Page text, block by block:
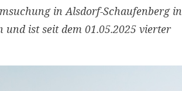
in Alsdorf-Schaufenberg in
ist seit dem 01.05.2025 vierter